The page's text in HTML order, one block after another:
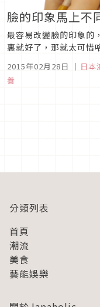
臉的印象馬上不
最容易改變臉的印象的
裏就好了，那就太可惜
臉喔。■從基礎開始學
把眉毛的型調好，把不
2015年02月28日 ｜ 日本
養
分類列表
首頁
潮流
美食
藝能娛樂